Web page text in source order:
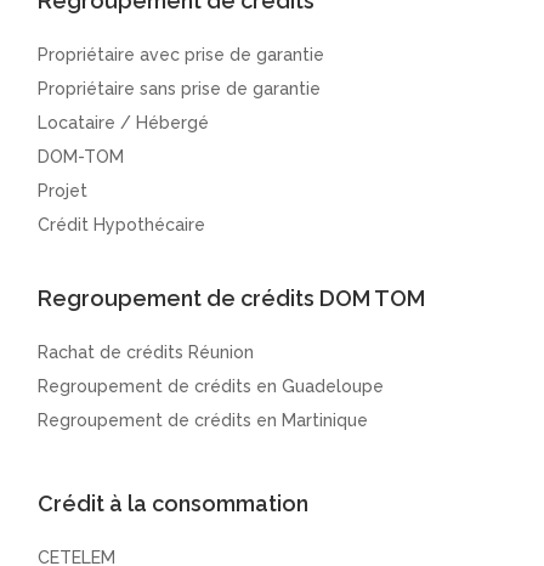
Propriétaire avec prise de garantie
Propriétaire sans prise de garantie
Locataire / Hébergé
DOM-TOM
Projet
Crédit Hypothécaire
Regroupement de crédits DOM TOM
Rachat de crédits Réunion
Regroupement de crédits en Guadeloupe
Regroupement de crédits en Martinique
Crédit à la consommation
CETELEM